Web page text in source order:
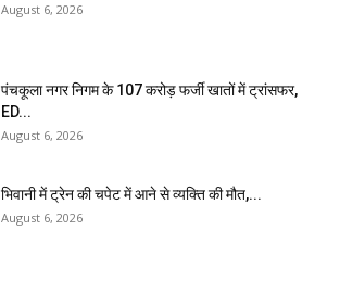
August 6, 2026
पंचकूला नगर निगम के ₹107 करोड़ फर्जी खातों में ट्रांसफर,
ED...
August 6, 2026
भिवानी में ट्रेन की चपेट में आने से व्यक्ति की मौत,...
August 6, 2026